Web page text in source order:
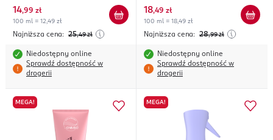
14,99 zł
100 ml = 12,49 zł
Najniższa cena: 25,49 zł
Niedostępny online
Sprawdź dostępność w
drogerii
18,49 zł
100 ml = 18,49 zł
Najniższa cena: 28,99 zł
Niedostępny online
Sprawdź dostępność w
drogerii
MEGA! MEGA!